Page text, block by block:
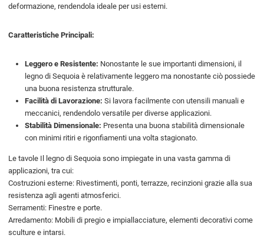
deformazione, rendendola ideale per usi esterni.
Caratteristiche Principali:
Leggero e Resistente: Nonostante le sue importanti dimensioni, il
legno di Sequoia è relativamente leggero ma nonostante ciò possiede
una buona resistenza strutturale.
Facilità di Lavorazione: Si lavora facilmente con utensili manuali e
meccanici, rendendolo versatile per diverse applicazioni.
Stabilità Dimensionale: Presenta una buona stabilità dimensionale
con minimi ritiri e rigonfiamenti una volta stagionato.
Le tavole Il legno di Sequoia sono impiegate in una vasta gamma di
applicazioni, tra cui:
Costruzioni esterne: Rivestimenti, ponti, terrazze, recinzioni grazie alla sua
resistenza agli agenti atmosferici.
Serramenti: Finestre e porte.
Arredamento: Mobili di pregio e impiallacciature, elementi decorativi come
sculture e intarsi.